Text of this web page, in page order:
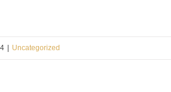
| Uncategorized